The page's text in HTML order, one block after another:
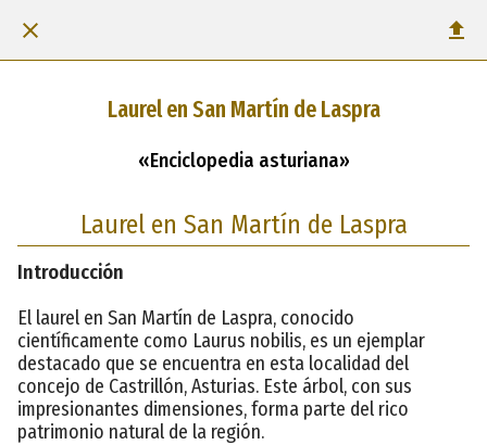
Laurel en San Martín de Laspra
«Enciclopedia asturiana»
Laurel en San Martín de Laspra
Introducción
El laurel en San Martín de Laspra, conocido
científicamente como Laurus nobilis, es un ejemplar
destacado que se encuentra en esta localidad del
concejo de Castrillón, Asturias. Este árbol, con sus
impresionantes dimensiones, forma parte del rico
patrimonio natural de la región.